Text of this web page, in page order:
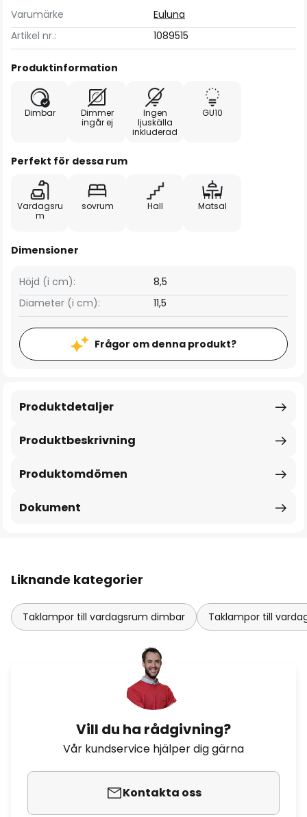
Varumärke
Euluna
Artikel nr.:
1089515
Produktinformation
Dimbar
Dimmer
ingår ej
Ingen
ljuskälla
inkluderad
GU10
Perfekt för dessa rum
Vardagsru
m
sovrum Hall Matsal
Dimensioner
Höjd (i cm):
8,5
Diameter (i cm):
11,5
Frågor om denna produkt?
Produktbeskrivning
Produktdetaljer
Produktomdömen
Dokument
Liknande kategorier
Taklampor till vardagsrum dimbar Taklampor till
Vill du ha rådgivning?
Vår kundservice hjälper dig gärna
Kontakta oss